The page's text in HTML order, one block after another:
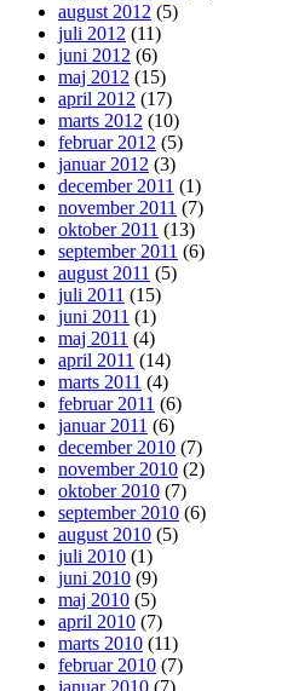
august 2012 (5)
juli 2012 (11)
juni 2012 (6)
maj 2012 (15)
april 2012 (17)
marts 2012 (10)
februar 2012 (5)
januar 2012 (3)
december 2011 (1)
november 2011 (7)
oktober 2011 (13)
september 2011 (6)
august 2011 (5)
juli 2011 (15)
juni 2011 (1)
maj 2011 (4)
april 2011 (14)
marts 2011 (4)
februar 2011 (6)
januar 2011 (6)
december 2010 (7)
november 2010 (2)
oktober 2010 (7)
september 2010 (6)
august 2010 (5)
juli 2010 (1)
juni 2010 (9)
maj 2010 (5)
april 2010 (7)
marts 2010 (11)
februar 2010 (7)
januar 2010 (7)